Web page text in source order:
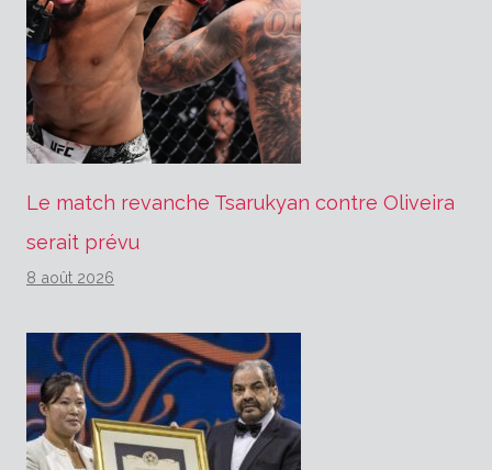
Le match revanche Tsarukyan contre Oliveira
serait prévu
8 août 2026